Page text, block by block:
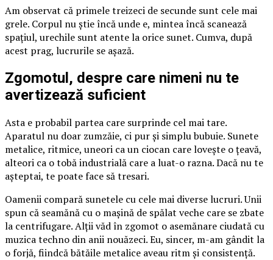
Am observat că primele treizeci de secunde sunt cele mai
grele. Corpul nu știe încă unde e, mintea încă scanează
spațiul, urechile sunt atente la orice sunet. Cumva, după
acest prag, lucrurile se așază.
Zgomotul, despre care nimeni nu te
avertizează suficient
Asta e probabil partea care surprinde cel mai tare.
Aparatul nu doar zumzăie, ci pur și simplu bubuie. Sunete
metalice, ritmice, uneori ca un ciocan care lovește o țeavă,
alteori ca o tobă industrială care a luat-o razna. Dacă nu te
așteptai, te poate face să tresari.
Oamenii compară sunetele cu cele mai diverse lucruri. Unii
spun că seamănă cu o mașină de spălat veche care se zbate
la centrifugare. Alții văd în zgomot o asemănare ciudată cu
muzica techno din anii nouăzeci. Eu, sincer, m-am gândit la
o forjă, fiindcă bătăile metalice aveau ritm și consistență.